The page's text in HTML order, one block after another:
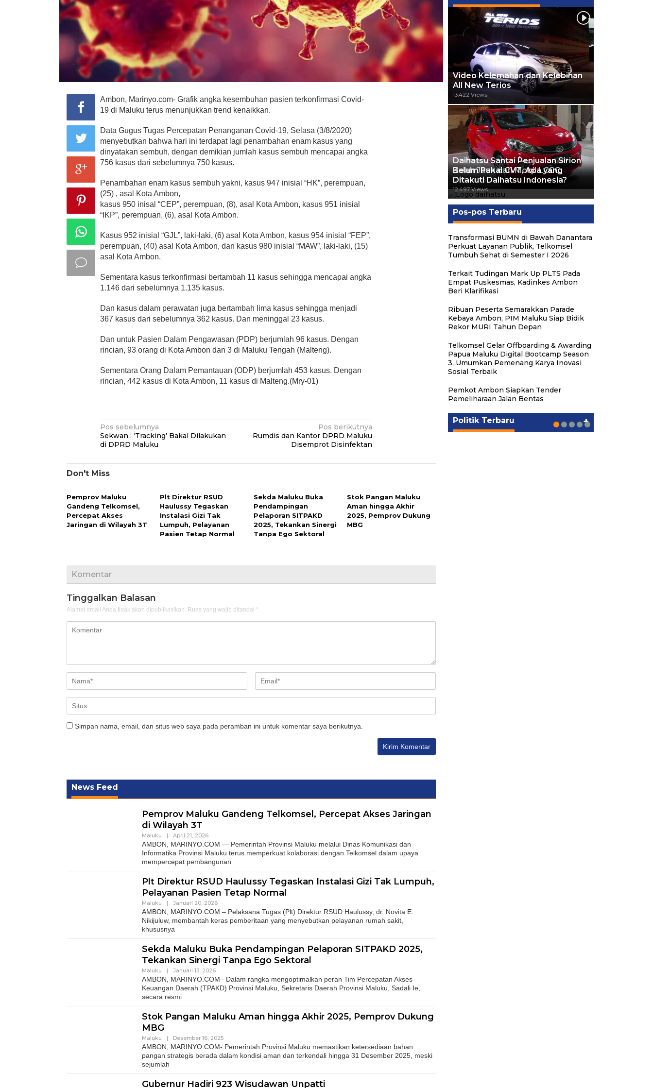
Ambon, Marinyo.com- Grafik angka kesembuhan pasien terkonfirmasi Covid-
19 di Maluku terus menunjukkan trend kenaikkan.
Data Gugus Tugas Percepatan Penanganan Covid-19, Selasa (3/8/2020)
menyebutkan bahwa hari ini terdapat lagi penambahan enam kasus yang
dinyatakan sembuh, dengan demikian jumlah kasus sembuh mencapai angka
756 kasus dari sebelumnya 750 kasus.
Penambahan enam kasus sembuh yakni, kasus 947 inisial “HK”, perempuan,
(25) , asal Kota Ambon,
kasus 950 inisal “CEP”, perempuan, (8), asal Kota Ambon, kasus 951 inisial
“IKP”, perempuan, (6), asal Kota Ambon.
Kasus 952 inisial “GJL”, laki-laki, (6) asal Kota Ambon, kasus 954 inisial “FEP”,
perempuan, (40) asal Kota Ambon, dan kasus 980 inisial “MAW”, laki-laki, (15)
asal Kota Ambon.
Sementara kasus terkonfirmasi bertambah 11 kasus sehingga mencapai angka
1.146 dari sebelumnya 1.135 kasus.
Dan kasus dalam perawatan juga bertambah lima kasus sehingga menjadi
367 kasus dari sebelumnya 362 kasus. Dan meninggal 23 kasus.
Dan untuk Pasien Dalam Pengawasan (PDP) berjumlah 96 kasus. Dengan
rincian, 93 orang di Kota Ambon dan 3 di Maluku Tengah (Malteng).
Sementara Orang Dalam Pemantauan (ODP) berjumlah 453 kasus. Dengan
rincian, 442 kasus di Kota Ambon, 11 kasus di Malteng.(Mry-01)
Navigasi
pos
Pos sebelumnya
Sekwan : ‘Tracking’ Bakal Dilakukan
di DPRD Maluku
Pos berikutnya
Rumdis dan Kantor DPRD Maluku
Disemprot Disinfektan
Don't Miss
Pemprov Maluku
Gandeng Telkomsel,
Percepat Akses
Jaringan di Wilayah 3T
Plt Direktur RSUD
Haulussy Tegaskan
Instalasi Gizi Tak
Lumpuh, Pelayanan
Pasien Tetap Normal
Sekda Maluku Buka
Pendampingan
Pelaporan SITPAKD
2025, Tekankan Sinergi
Tanpa Ego Sektoral
Stok Pangan Maluku
Aman hingga Akhir
2025, Pemprov Dukung
MBG
Komentar
Tinggalkan Balasan
Alamat email Anda tidak akan dipublikasikan. Ruas yang wajib ditandai *
Simpan nama, email, dan situs web saya pada peramban ini untuk komentar saya berikutnya.
News Feed
Pemprov Maluku Gandeng Telkomsel, Percepat Akses Jaringan
di Wilayah 3T
Maluku | April 21, 2026
AMBON, MARINYO.COM — Pemerintah Provinsi Maluku melalui Dinas Komunikasi dan
Informatika Provinsi Maluku terus memperkuat kolaborasi dengan Telkomsel dalam upaya
mempercepat pembangunan
Plt Direktur RSUD Haulussy Tegaskan Instalasi Gizi Tak Lumpuh,
Pelayanan Pasien Tetap Normal
Maluku | Januari 20, 2026
AMBON, MARINYO.COM – Pelaksana Tugas (Plt) Direktur RSUD Haulussy, dr. Novita E.
Nikijuluw, membantah keras pemberitaan yang menyebutkan pelayanan rumah sakit,
khususnya
Sekda Maluku Buka Pendampingan Pelaporan SITPAKD 2025,
Tekankan Sinergi Tanpa Ego Sektoral
Maluku | Januari 13, 2026
AMBON, MARINYO.COM– Dalam rangka mengoptimalkan peran Tim Percepatan Akses
Keuangan Daerah (TPAKD) Provinsi Maluku, Sekretaris Daerah Provinsi Maluku, Sadali Ie,
secara resmi
Stok Pangan Maluku Aman hingga Akhir 2025, Pemprov Dukung
MBG
Maluku | Desember 16, 2025
AMBON, MARINYO.COM- Pemerintah Provinsi Maluku memastikan ketersediaan bahan
pangan strategis berada dalam kondisi aman dan terkendali hingga 31 Desember 2025, meski
sejumlah
Gubernur Hadiri 923 Wisudawan Unpatti
Video Kelemahan dan Kelebihan
All New Terios
13.422 Views
Daihatsu Santai Penjualan Sirion
Kalah Jauh dari Mobil LCGC
12.559 Views
Belum Pakai CVT, Apa yang
Ditakuti Daihatsu Indonesia?
12.497 Views
Pos-pos Terbaru
Transformasi BUMN di Bawah Danantara
Perkuat Layanan Publik, Telkomsel
Tumbuh Sehat di Semester I 2026
Terkait Tudingan Mark Up PLTS Pada
Empat Puskesmas, Kadinkes Ambon
Beri Klarifikasi
Ribuan Peserta Semarakkan Parade
Kebaya Ambon, PIM Maluku Siap Bidik
Rekor MURI Tahun Depan
Telkomsel Gelar Offboarding & Awarding
Papua Maluku Digital Bootcamp Season
3, Umumkan Pemenang Karya Inovasi
Sosial Terbaik
Pemkot Ambon Siapkan Tender
Pemeliharaan Jalan Bentas
Politik Terbaru +
Michael Wattimena : Blok
Masela Mulai Bergerak di Era
Politik | Juni 24, 2026
Hukum ESDM, Michael
Wattimena Perkuat Sinergi
Politik | Juni 24, 2026
Ratusan Warga Nikmati
Pelayanan Sosial dan
Politik | Mei 17, 2026
PKS Targetkan Peningkatan
Kursi Legislatif dan Kepala
Politik | Agustus 24, 2025
Gubernur Maluku Harap PKS
Terus Bertransformasi dalam
Politik | Agustus 24, 2025